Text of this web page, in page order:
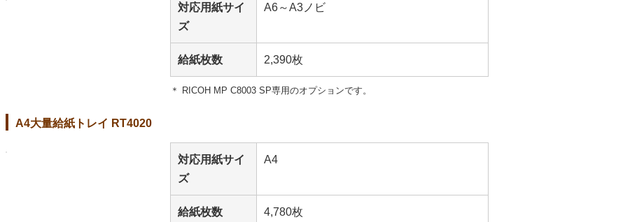
対応用紙サイ
ズ
A6～A3ノビ
給紙枚数 2,390枚
＊ RICOH MP C8003 SP専用のオプションです。
A4大量給紙トレイ RT4020
対応用紙サイ
ズ
A4
給紙枚数 4,780枚